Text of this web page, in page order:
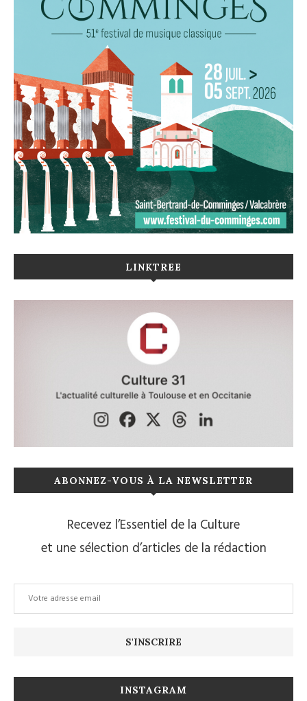
LINKTREE
ABONNEZ-VOUS À LA NEWSLETTER
Recevez l’Essentiel de la Culture
et une sélection d’articles de la rédaction
INSTAGRAM